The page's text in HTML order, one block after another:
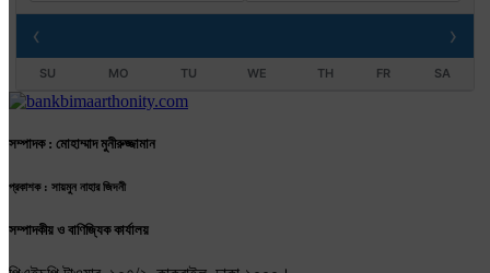
‹ ›
SU MO TU WE TH FR SA
সম্পাদক : মোহাম্মাদ মুনীরুজ্জামান
প্রকাশক : সায়মুন নাহার জিদনী
সম্পাদকীয় ও বাণিজ্যিক কার্যালয়